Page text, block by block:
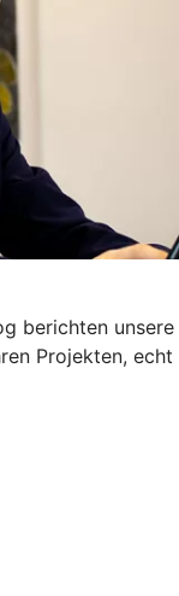
berichten unsere
Projekten, echt